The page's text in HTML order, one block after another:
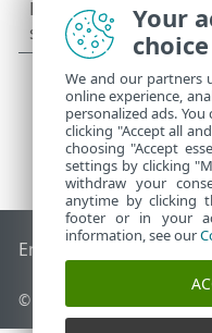
End of Life Databáza
© 1992 - 2026 ESET, spol.
Your
choice
We and our partners
online experience,
personalized ads.
clicking "Accept all
choosing "Accept
settings by clicking
withdraw your
anytime by clicking
footer or in your
information, see our